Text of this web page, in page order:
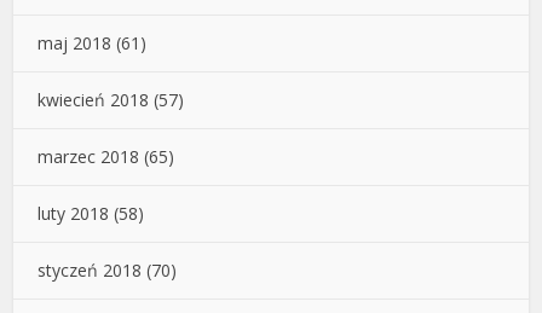
maj 2018 (61)
kwiecień 2018 (57)
marzec 2018 (65)
luty 2018 (58)
styczeń 2018 (70)